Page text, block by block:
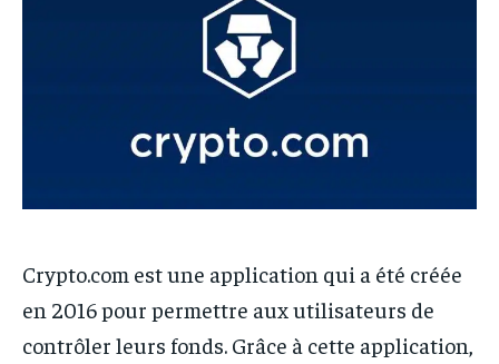
Crypto.com est une application qui a été créée
en 2016 pour permettre aux utilisateurs de
contrôler leurs fonds. Grâce à cette application,